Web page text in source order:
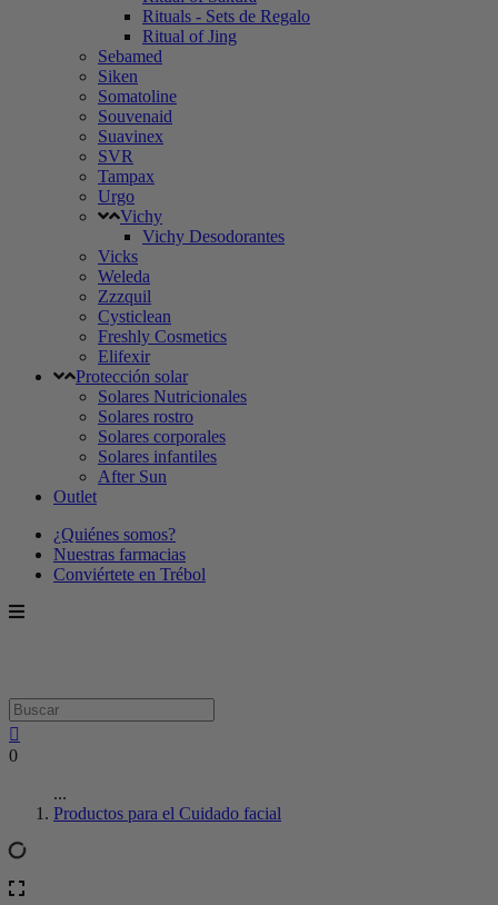
Rituals - Sets de Regalo
Ritual of Jing
Sebamed
Siken
Somatoline
Souvenaid
Suavinex
SVR
Tampax
Urgo
Vichy
Vichy Desodorantes
Vicks
Weleda
Zzzquil
Cysticlean
Freshly Cosmetics
Elifexir
Protección solar
Solares Nutricionales
Solares rostro
Solares corporales
Solares infantiles
After Sun
Outlet
¿Quiénes somos?
Nuestras farmacias
Conviértete en Trébol
0
...
Productos para el Cuidado facial